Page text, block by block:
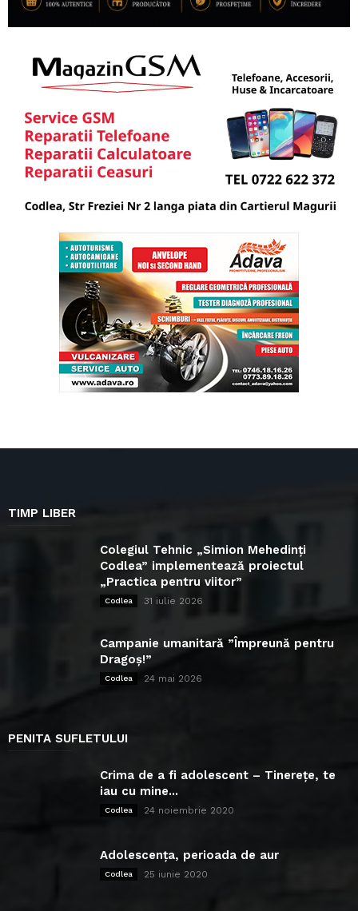
TIMP LIBER
Colegiul Tehnic „Simion Mehedinți
Codlea” implementează proiectul
„Practica pentru viitor”
Codlea 31 iulie 2026
Campanie umanitară ”Împreună pentru
Dragoș!”
Codlea 24 mai 2026
PENITA SUFLETULUI
Crima de a fi adolescent – Tinerețe, te
iau cu mine...
Codlea 24 noiembrie 2020
Adolescența, perioada de aur
Codlea 25 iunie 2020